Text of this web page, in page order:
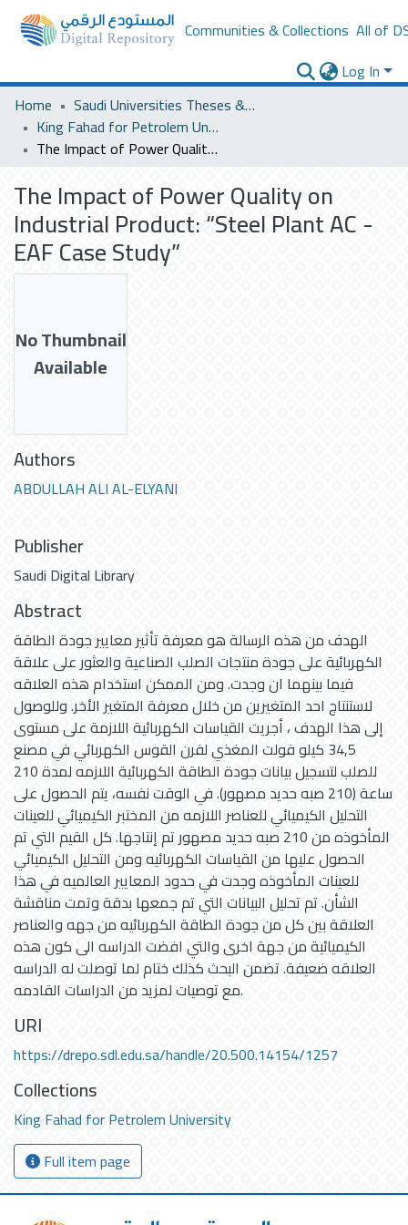
Communities & Collections All of
Log In
Home
Saudi Universities Theses & Dissertations
King Fahad for Petrolem University
The Impact of Power Quality on Industrial Product: “Steel Plant AC - EAF Case Study”
The Impact of Power Quality on
Industrial Product: “Steel Plant AC -
EAF Case Study”
No Thumbnail
Available
Authors
ABDULLAH ALI AL-ELYANI
Publisher
Saudi Digital Library
Abstract
الهدف من هذه الرسالة هو معرفة تأثير معايير جودة الطاقة
الكهربائية على جودة منتجات الصلب الصناعية والعثور على علاقة
فيما بينهما ان وجدت. ومن الممكن استخدام هذه العلاقه
لاستنتاج احد المتغيرين من خلال معرفة المتغير الأخر. وللوصول
إلى هذا الهدف ، أجريت القياسات الكهربائية اللازمة على مستوى
34,5 كيلو فولت المغذي لفرن القوس الكهربائي في مصنع
للصلب لتسجيل بيانات جودة الطاقة الكهربائية اللازمه لمدة 210
ساعة (210 صبه حديد مصهور). في الوقت نفسه، يتم الحصول على
التحليل الكيميائي للعناصر اللازمه من المختبر الكيميائي للعينات
المأخوذه من 210 صبه حديد مصهور تم إنتاجها. كل القيم التي تم
الحصول عليها من القياسات الكهربائيه ومن التحليل الكيميائي
للعينات المأخوذه وجدت في حدود المعايير العالميه في هذا
الشأن. تم تحليل البيانات التي تم جمعها بدقة وتمت مناقشة
العلاقة بين كل من جودة الطاقة الكهربائيه من جهه والعناصر
الكيميائية من جهة اخرى والتي افضت الدراسه الى كون هذه
العلاقه ضعيفة. تضمن البحث كذلك ختام لما توصلت له الدراسه
مع توصيات لمزيد من الدراسات القادمه.
URI
https://drepo.sdl.edu.sa/handle/20.500.14154/1257
Collections
King Fahad for Petrolem University
Full item page